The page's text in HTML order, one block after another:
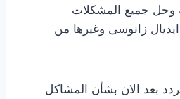
وحل جميع المشكلات
زانوسى وغيرها من
بعد الان بشأن المشاكل